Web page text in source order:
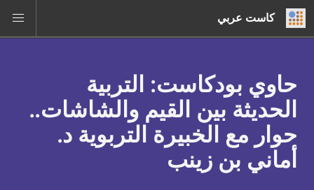
كاست عربي
حاوي بودكاست: التربية
الحديثة بين القيم والشاشات..
حوار مع الخبيرة التربوية د.
أماني بن زينب